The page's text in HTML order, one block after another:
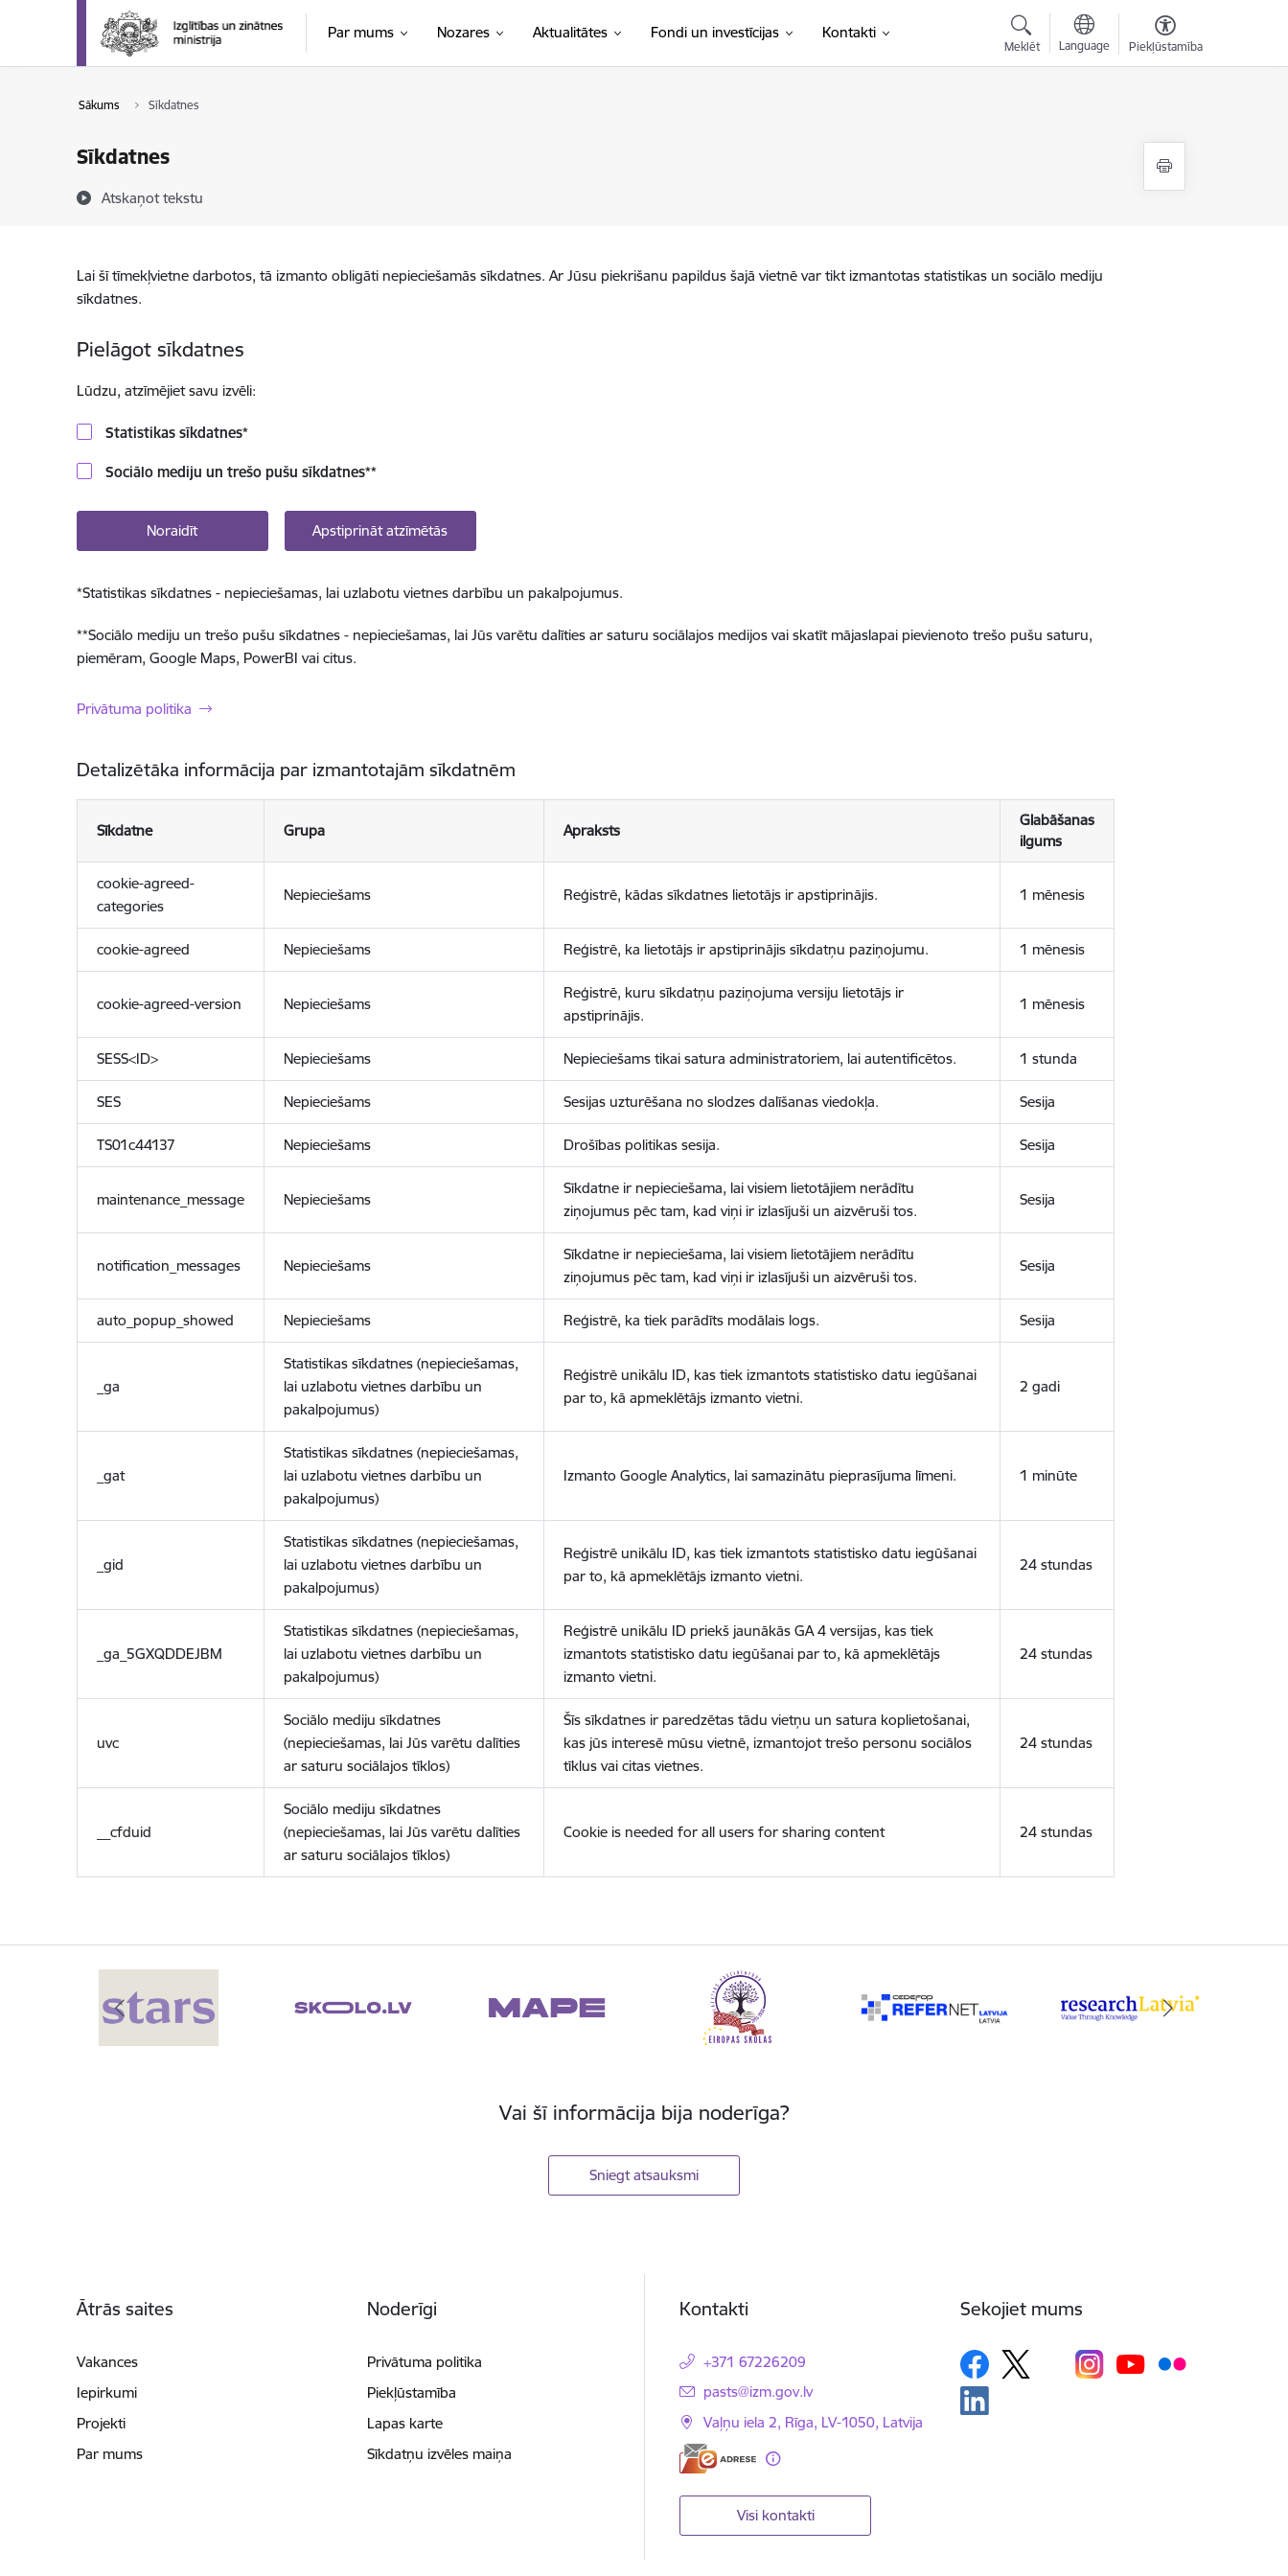
Pāriet uz lapas saturu
Par mums Nozares Aktualitātes Fondi un investīcijas Kontakti
Meklēt Language Piekļūstamība
Sākums Sīkdatnes
Sīkdatnes
Atskaņot tekstu
Lai šī tīmekļvietne darbotos, tā izmanto obligāti nepieciešamās sīkdatnes. Ar Jūsu piekrišanu papildus šajā vietnē var tikt izmantotas statistikas un sociālo mediju
sīkdatnes.
Pielāgot sīkdatnes
Lūdzu, atzīmējiet savu izvēli:
Statistikas sīkdatnes*
Sociālo mediju un trešo pušu sīkdatnes**
Noraidīt Apstiprināt atzīmētās
*Statistikas sīkdatnes - nepieciešamas, lai uzlabotu vietnes darbību un pakalpojumus.
**Sociālo mediju un trešo pušu sīkdatnes - nepieciešamas, lai Jūs varētu dalīties ar saturu sociālajos medijos vai skatīt mājaslapai pievienoto trešo pušu saturu,
piemēram, Google Maps, PowerBI vai citus.
Privātuma politika
Detalizētāka informācija par izmantotajām sīkdatnēm
Sīkdatne Grupa Apraksts
Glabāšanas
ilgums
cookie-agreed-
categories
Nepieciešams Reģistrē, kādas sīkdatnes lietotājs ir apstiprinājis. 1 mēnesis
cookie-agreed Nepieciešams Reģistrē, ka lietotājs ir apstiprinājis sīkdatņu paziņojumu. 1 mēnesis
cookie-agreed-version Nepieciešams
Reģistrē, kuru sīkdatņu paziņojuma versiju lietotājs ir
apstiprinājis.
1 mēnesis
SESS<ID> Nepieciešams Nepieciešams tikai satura administratoriem, lai autentificētos. 1 stunda
SES Nepieciešams Sesijas uzturēšana no slodzes dalīšanas viedokļa. Sesija
TS01c44137 Nepieciešams Drošības politikas sesija. Sesija
maintenance_message Nepieciešams
Sīkdatne ir nepieciešama, lai visiem lietotājiem nerādītu
ziņojumus pēc tam, kad viņi ir izlasījuši un aizvēruši tos.
Sesija
notification_messages Nepieciešams
Sīkdatne ir nepieciešama, lai visiem lietotājiem nerādītu
ziņojumus pēc tam, kad viņi ir izlasījuši un aizvēruši tos.
Sesija
auto_popup_showed Nepieciešams Reģistrē, ka tiek parādīts modālais logs. Sesija
_ga
Statistikas sīkdatnes (nepieciešamas,
lai uzlabotu vietnes darbību un
pakalpojumus)
Reģistrē unikālu ID, kas tiek izmantots statistisko datu iegūšanai
par to, kā apmeklētājs izmanto vietni.
2 gadi
_gat
Statistikas sīkdatnes (nepieciešamas,
lai uzlabotu vietnes darbību un
pakalpojumus)
Izmanto Google Analytics, lai samazinātu pieprasījuma līmeni. 1 minūte
_gid
Statistikas sīkdatnes (nepieciešamas,
lai uzlabotu vietnes darbību un
pakalpojumus)
Reģistrē unikālu ID, kas tiek izmantots statistisko datu iegūšanai
par to, kā apmeklētājs izmanto vietni.
24 stundas
_ga_5GXQDDEJBM
Statistikas sīkdatnes (nepieciešamas,
lai uzlabotu vietnes darbību un
pakalpojumus)
Reģistrē unikālu ID priekš jaunākās GA 4 versijas, kas tiek
izmantots statistisko datu iegūšanai par to, kā apmeklētājs
izmanto vietni.
24 stundas
uvc
Sociālo mediju sīkdatnes
(nepieciešamas, lai Jūs varētu dalīties
ar saturu sociālajos tīklos)
Šīs sīkdatnes ir paredzētas tādu vietņu un satura koplietošanai,
kas jūs interesē mūsu vietnē, izmantojot trešo personu sociālos
tīklus vai citas vietnes.
24 stundas
__cfduid
Sociālo mediju sīkdatnes
(nepieciešamas, lai Jūs varētu dalīties
ar saturu sociālajos tīklos)
Cookie is needed for all users for sharing content 24 stundas
Vai šī informācija bija noderīga?
Sniegt atsauksmi
Ātrās saites
Vakances
Iepirkumi
Projekti
Par mums
Noderīgi
Privātuma politika
Piekļūstamība
Lapas karte
Sīkdatņu izvēles maiņa
Kontakti
+371 67226209
E-pasts:
pasts@izm.gov.lv
Vaļņu iela 2, Rīga, LV-1050, Latvija
Visi kontakti
Sekojiet mums